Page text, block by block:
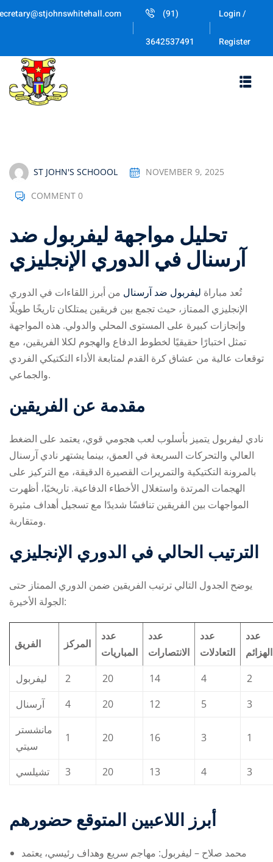
Skip
(91)
3642537491
Login /
Register
ST JOHN'S SCHOOOL NOVEMBER 9, 2025
COMMENT 0
تحليل مواجهة ليفربول ضد
آرسنال في الدوري الإنجليزي
تُعد مباراة ليفربول ضد آرسنال من أبرز اللقاءات في الدوري
الإنجليزي الممتاز، حيث تجمع بين فريقين يمتلكان تاريخًا طويلًا
وإنجازات كبيرة على المستوى المحلي والدولي. هذه المواجهة
تمثل اختبارًا حقيقيًا لخطوط الدفاع والهجوم لكلا الفريقين، مع
توقعات عالية من عشاق كرة القدم لمتابعة الأداء التكتيكي الفردي
والجماعي.
مقدمة عن الفريقين
نادي ليفربول يتميز بأسلوب لعب هجومي قوي، يعتمد على الضغط
العالي والتحركات السريعة في العمق، بينما يشتهر نادي آرسنال
بالمرونة التكتيكية والتمريرات القصيرة الدقيقة، مع التركيز على
الهجمات المرتدة واستغلال الأخطاء الدفاعية. تاريخيًا، أظهرت
المواجهات بين الفريقين تنافسًا شديدًا مع تسجيل أهداف مثيرة
ومتقاربة.
الترتيب الحالي في الدوري الإنجليزي
يوضح الجدول التالي ترتيب الفريقين ضمن الدوري الممتاز حتى
الجولة الأخيرة:
الفريق المركز
عدد
المباريات
عدد
الانتصارات
عدد
التعادلات
عدد
الهزائم
ليفربول
2 20 14 4
2
آرسنال
4 20 12 5
3
مانشستر
سيتي
1 20 16 3 1
تشيلسي 3 20 13 4 3
أبرز اللاعبين المتوقع حضورهم
محمد صلاح – ليفربول: مهاجم سريع وهداف رئيسي، يعتمد
Sign in